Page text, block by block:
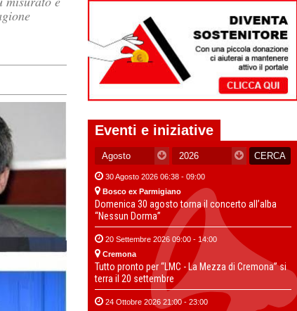
Eventi e iniziative
30 Agosto 2026 06:38 - 09:00
Bosco ex Parmigiano
Domenica 30 agosto torna il concerto all’alba
“Nessun Dorma”
20 Settembre 2026 09:00 - 14:00
Cremona
Tutto pronto per “LMC - La Mezza di Cremona” si
terra il 20 settembre
24 Ottobre 2026 21:00 - 23:00